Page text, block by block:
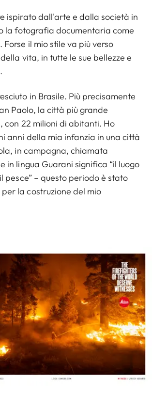
ispirato dall'arte e dalla società in
la fotografia documentaria come
Forse il mio stile va più verso
vita, in tutte le sue bellezze e
in Brasile. Più precisamente
Paolo, la città più grande
con 22 milioni di abitanti. Ho
anni della mia infanzia in una città
in campagna, chiamata
in lingua Guarani significa “il luogo
pesce” – questo periodo è stato
la costruzione del mio